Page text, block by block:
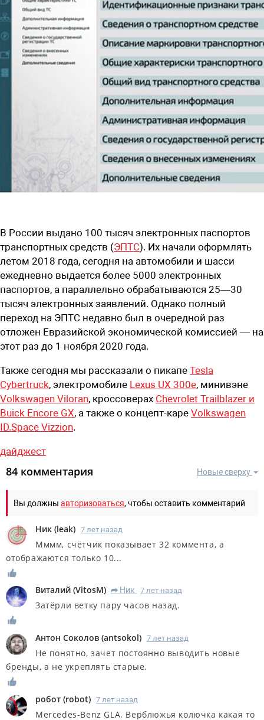
В России выдано 100 тысяч электронных паспортов
транспортных средств (ЭПТС). Их начали оформлять
летом 2018 года, сегодня на автомобили и шасси
ежедневно выдается более 5000 электронных
паспортов, а параллельно обрабатываются 25—30
тысяч электронных заявлений. Однако полный
переход на ЭПТС недавно был в очередной раз
отложен Евразийской экономической комиссией — на
этот раз до 1 ноября 2020 года.
Также сегодня мы рассказали о пикапе Tesla
Cybertruck, электромобиле Lexus UX 300e, минивэне
Volkswagen Viloran, кроссоверах Chevrolet Trailblazer и
Buick Encore GX, а также о концепт-каре Volkswagen
ID.Space Vizzion.
дайджест
Новые сверху
84 комментария
Вы должны авторизоваться, чтобы оставить комментарий
Ник (leak) 7 лет назад
Мммм, счётчик показывает 32 коммента, а
отображаются только 10...
Виталий (VitosM) R Ник 7 лет назад
Затёрли ветку пару часов назад.
Антон Соколов (antsokol) 7 лет назад
Не понятно, зачет постоянно выводить новые
бренды, а не укреплять старые.
робот (robot) 7 лет назад
Mercedes-Benz GLA. Верблюжья колючка какая то